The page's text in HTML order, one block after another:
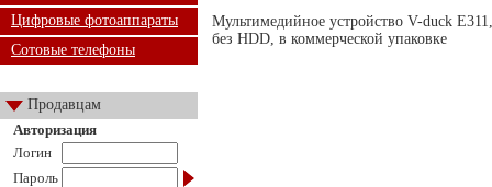
Цифровые фотоаппараты
Сотовые телефоны
Продавцам
Авторизация
Логин
Пароль
Мультимедийное устройство V-duck
без HDD, в коммерческой упаковке